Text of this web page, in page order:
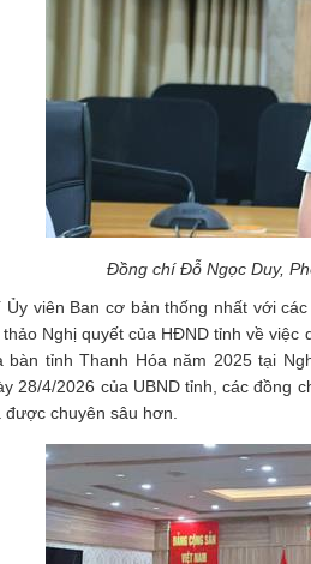
Đồng chí Đỗ Ngọc Duy,
Ủy viên Ban cơ bản thống nhất với
Nghị quyết của HĐND tỉnh về
bàn tỉnh Thanh Hóa năm 2025 tại
28/4/2026 của UBND tỉnh, các đồng
chuyên sâu hơn.